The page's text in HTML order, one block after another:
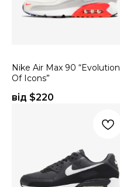
Nike Air Max 90 “Evolution
Of Icons”
від $220